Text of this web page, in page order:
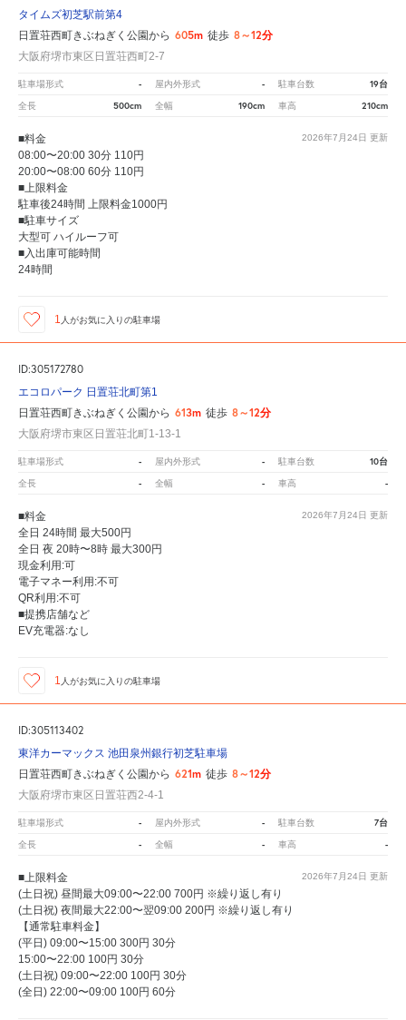
タイムズ初芝駅前第4
日置荘西町きぶねぎく公園から 605m 徒歩 8～12分
大阪府堺市東区日置荘西町2-7
駐車場形式 - 屋内外形式 - 駐車台数 19台
全長 500cm 全幅 190cm 車高 210cm
2026年7月24日 更新
■料金
08:00〜20:00 30分 110円
20:00〜08:00 60分 110円
■上限料金
駐車後24時間 上限料金1000円
■駐車サイズ
大型可 ハイルーフ可
■入出庫可能時間
24時間
1 人がお気に入りの駐車場
ID:305172780
エコロパーク 日置荘北町第1
日置荘西町きぶねぎく公園から 613m 徒歩 8～12分
大阪府堺市東区日置荘北町1-13-1
駐車場形式 - 屋内外形式 - 駐車台数 10台
全長 - 全幅 - 車高 -
2026年7月24日 更新
■料金
全日 24時間 最大500円
全日 夜 20時〜8時 最大300円
現金利用:可
電子マネー利用:不可
QR利用:不可
■提携店舗など
EV充電器:なし
1 人がお気に入りの駐車場
ID:305113402
東洋カーマックス 池田泉州銀行初芝駐車場
日置荘西町きぶねぎく公園から 621m 徒歩 8～12分
大阪府堺市東区日置荘西2-4-1
駐車場形式 - 屋内外形式 - 駐車台数 7台
全長 - 全幅 - 車高 -
2026年7月24日 更新
■上限料金
(土日祝) 昼間最大09:00〜22:00 700円 ※繰り返し有り
(土日祝) 夜間最大22:00〜翌09:00 200円 ※繰り返し有り
【通常駐車料金】
(平日) 09:00〜15:00 300円 30分
15:00〜22:00 100円 30分
(土日祝) 09:00〜22:00 100円 30分
(全日) 22:00〜09:00 100円 60分